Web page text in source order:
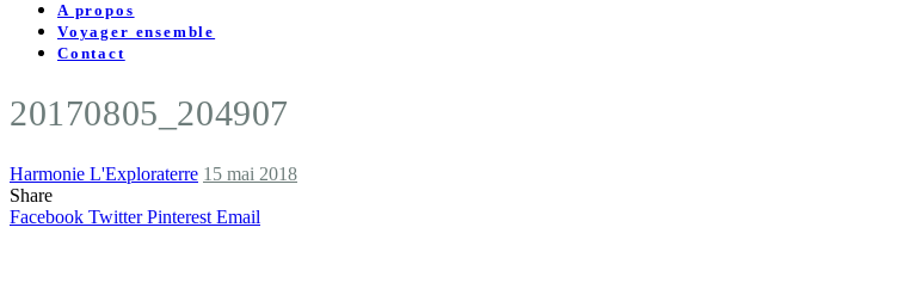
A propos
Voyager ensemble
Contact
20170805_204907
Harmonie L'Exploraterre 15 mai 2018
Share
Facebook Twitter Pinterest Email